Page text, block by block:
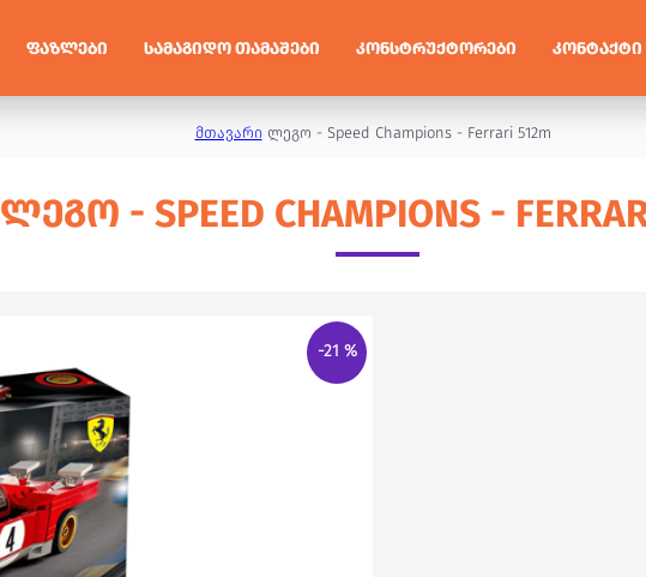
ᲤᲐᲖᲚᲔᲑᲘ ᲡᲐᲛᲐᲒᲘᲓᲝ ᲗᲐᲛᲐᲨᲔᲑᲘ ᲙᲝᲜᲡᲢᲠᲣᲥᲢᲝᲠᲔᲑᲘ ᲙᲝᲜᲢᲐᲥᲢᲘ
მთავარი ლეგო - Speed Champions - Ferrari 512m
ᲚᲔᲒᲝ - SPEED CHAMPIONS -
-21 %